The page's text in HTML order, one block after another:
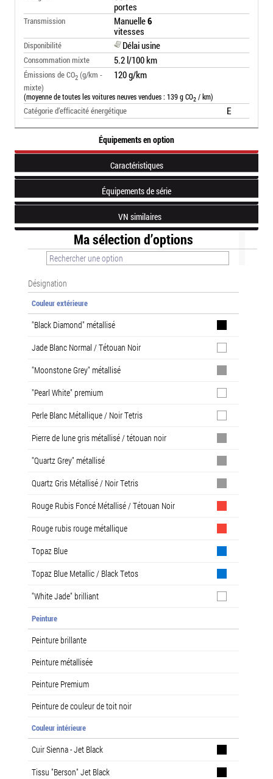
Équipements en option
Caractéristiques
Équipements de série
VN similaires
Ma sélection d’options
Désignation
Couleur extérieure
"Black Diamond" métallisé
Jade Blanc Normal / Tétouan Noir
"Moonstone Grey" métallisé
"Pearl White" premium
Perle Blanc Métallique / Noir Tetris
Pierre de lune gris métallisé / tétouan noir
"Quartz Grey" métallisé
Quartz Gris Métallisé / Noir Tetris
Rouge Rubis Foncé Métallisé / Tétouan Noir
Rouge rubis rouge métallique
Topaz Blue
Topaz Blue Metallic / Black Tetos
"White Jade" brilliant
Peinture
Peinture brillante
Peinture métallisée
Peinture Premium
Peinture de couleur de toit noir
Couleur intérieure
Cuir Sienna - Jet Black
Tissu "Berson" Jet Black
portes
Transmission Manuelle6
vitesses
Disponibilité Délai usine
Consommation mixte 5.2 l/100 km
Émissions de CO2 (g/km -
mixte)
120 g/km
(moyenne de toutes les voitures neuves vendues : 139 g CO2 / km)
Catégorie d’efficacité énergétique E